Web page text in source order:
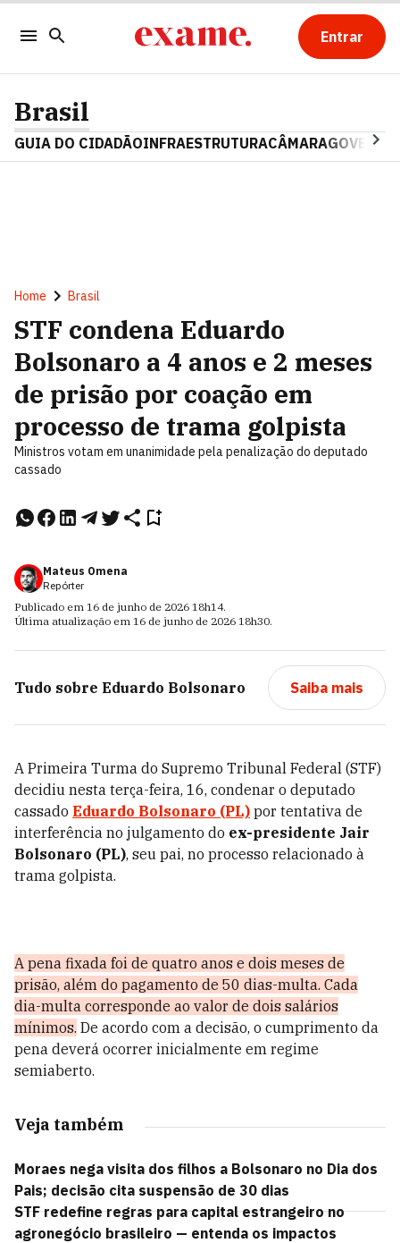
Entrar
Brasil
GUIA DO CIDADÃOINFRAESTRUTURACÂMARAGOVERNO
Home Brasil
STF condena Eduardo
Bolsonaro a 4 anos e 2 meses
de prisão por coação em
processo de trama golpista
Ministros votam em unanimidade pela penalização do deputado
cassado
Mateus Omena
Repórter
Publicado em 16 de junho de 2026 18h14.
Última atualização em 16 de junho de 2026 18h30.
Tudo sobre Eduardo Bolsonaro Saiba mais
A Primeira Turma do Supremo Tribunal Federal (STF)
decidiu nesta terça-feira, 16, condenar o deputado
cassado Eduardo Bolsonaro (PL) por tentativa de
interferência no julgamento do ex-presidente Jair
Bolsonaro (PL), seu pai, no processo relacionado à
trama golpista.
A pena fixada foi de quatro anos e dois meses de
prisão, além do pagamento de 50 dias-multa. Cada
dia-multa corresponde ao valor de dois salários
mínimos. De acordo com a decisão, o cumprimento da
pena deverá ocorrer inicialmente em regime
semiaberto.
Veja também
Moraes nega visita dos filhos a Bolsonaro no Dia dos
Pais; decisão cita suspensão de 30 dias
STF redefine regras para capital estrangeiro no
agronegócio brasileiro — entenda os impactos